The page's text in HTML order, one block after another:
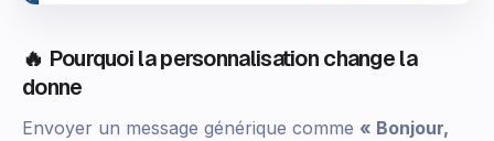
🔥 Pourquoi la personnalisation change la
donne
Envoyer un message générique comme « Bonjour,